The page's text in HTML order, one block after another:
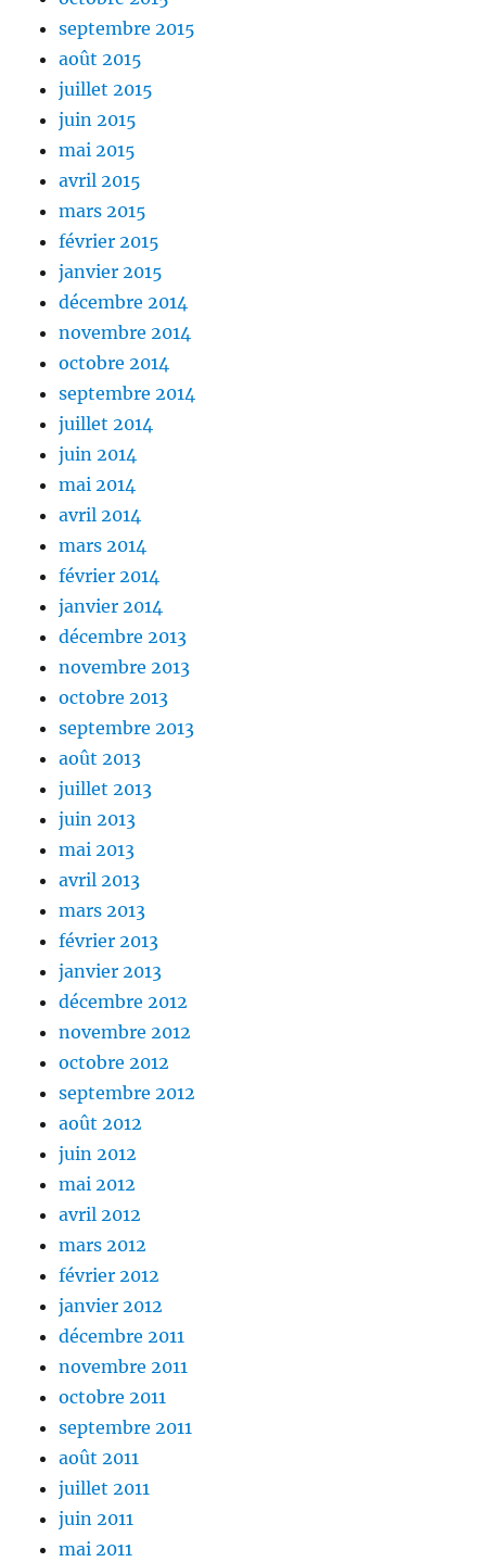
septembre 2015
août 2015
juillet 2015
juin 2015
mai 2015
avril 2015
mars 2015
février 2015
janvier 2015
décembre 2014
novembre 2014
octobre 2014
septembre 2014
juillet 2014
juin 2014
mai 2014
avril 2014
mars 2014
février 2014
janvier 2014
décembre 2013
novembre 2013
octobre 2013
septembre 2013
août 2013
juillet 2013
juin 2013
mai 2013
avril 2013
mars 2013
février 2013
janvier 2013
décembre 2012
novembre 2012
octobre 2012
septembre 2012
août 2012
juin 2012
mai 2012
avril 2012
mars 2012
février 2012
janvier 2012
décembre 2011
novembre 2011
octobre 2011
septembre 2011
août 2011
juillet 2011
juin 2011
mai 2011